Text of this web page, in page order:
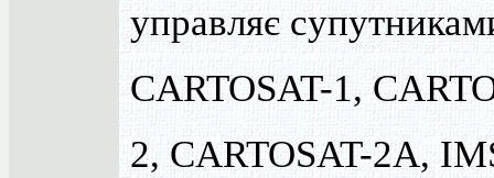
управляє
CARTOSAT-1,
2, CARTOSAT-2A,